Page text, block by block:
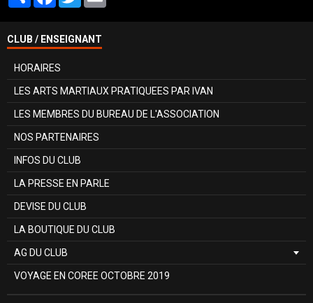
CLUB / ENSEIGNANT
HORAIRES
LES ARTS MARTIAUX PRATIQUEES PAR IVAN
LES MEMBRES DU BUREAU DE L'ASSOCIATION
NOS PARTENAIRES
INFOS DU CLUB
LA PRESSE EN PARLE
DEVISE DU CLUB
LA BOUTIQUE DU CLUB
AG DU CLUB
VOYAGE EN COREE OCTOBRE 2019